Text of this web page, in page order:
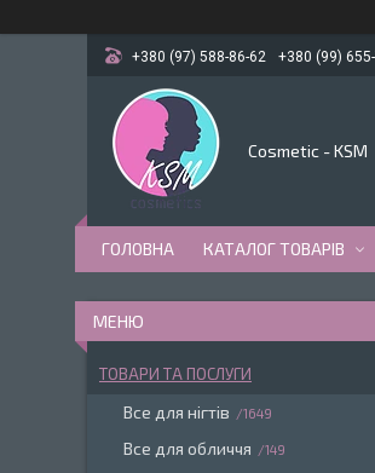
+380 (97) 588-86-62 +380 (99)
Cosmetic - KSM
ГОЛОВНА КАТАЛОГ ТОВАРІВ
ТОВАРИ ТА ПОСЛУГИ
Все для нігтів 1649
Все для обличчя 149